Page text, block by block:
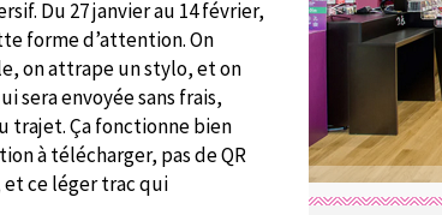
Du 27 janvier au 14 février,
forme d’attention. On
on attrape un stylo, et on
sera envoyée sans frais,
trajet. Ça fonctionne bien
à télécharger, pas de QR
et ce léger trac qui